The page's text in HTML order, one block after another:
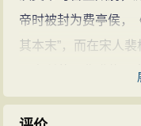
招来手下的主簿来论
古刑法是不对尊贵的
律而自己违反，如何
帅，是不能够死的，
尤其可贵的是，在《
出了广大
人民 在 战乱
念之断人肠。”《苦
帝时被封为费亭侯，
其本末”，而在宋人裴
吴人所著《曹瞒传》
不高。曹嵩继承了曹
年轻时期的曹操机